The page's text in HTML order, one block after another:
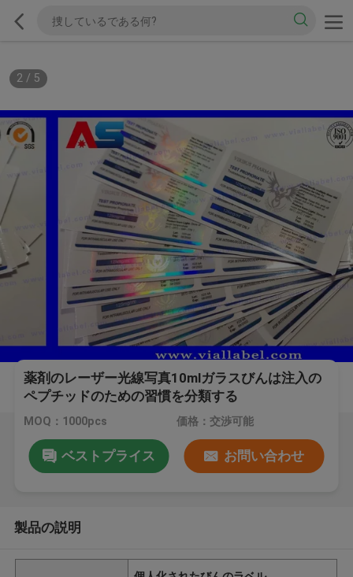
2/ 5
薬剤のレーザー光線写真10mlガラスびんは注入の
ペプチッドのための習慣を分類する
MOQ：1000pcs 価格：交渉可能
ベストプライス お問い合わせ
製品の説明